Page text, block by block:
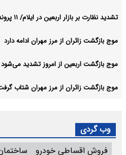
تشدید نظارت بر بازار اربعین در ایلام/ ۱۱ پرونده تخلف تشکیل شد
موج بازگشت زائران از مرز مهران ادامه دارد
موج بازگشت اربعین از امروز تشدید می‌شود
موج بازگشت زائران از مرز مهران شتاب
وب گردی
فروش اقساطی خودرو